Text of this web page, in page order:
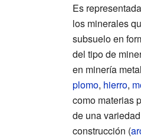
Es
los minerales
subsuelo en
del tipo de
en minería
plomo, hierro,
como materias
de una
construcción (